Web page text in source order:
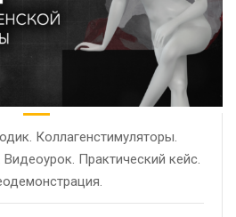
Коллагенстимуляторы.
Видеоурок. Практический кейс.